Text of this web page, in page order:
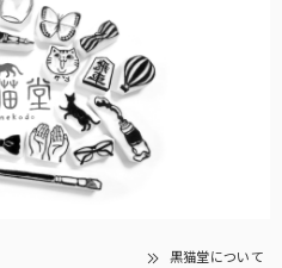
黒猫堂について